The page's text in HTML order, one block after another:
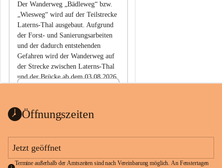
Der Wanderweg „Bädleweg“ bzw.
„Wiesweg“ wird auf der Teilstrecke
Laterns-Thal ausgebaut. Aufgrund
der Forst- und Sanierungsarbeiten
und der dadurch entstehenden
Gefahren wird der Wanderweg auf
der Strecke zwischen Laterns-Thal
und der Brücke ab dem 03.08.2026
ht
1 Seite•0,1 MB
Öffnungszeiten
Jetzt geöffnet
Termine außerhalb der Amtszeiten sind nach Vereinbarung möglich. An Fenstertagen